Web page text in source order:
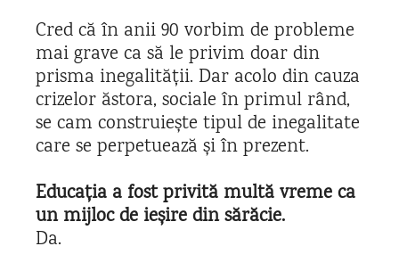
Cred că în anii 90 vorbim de probleme
mai grave ca să le privim doar din
prisma inegalității. Dar acolo din cauza
crizelor ăstora, sociale în primul rând,
se cam construiește tipul de inegalitate
care se perpetuează și în prezent.
Educația a fost privită multă vreme ca
un mijloc de ieșire din sărăcie.
Da.